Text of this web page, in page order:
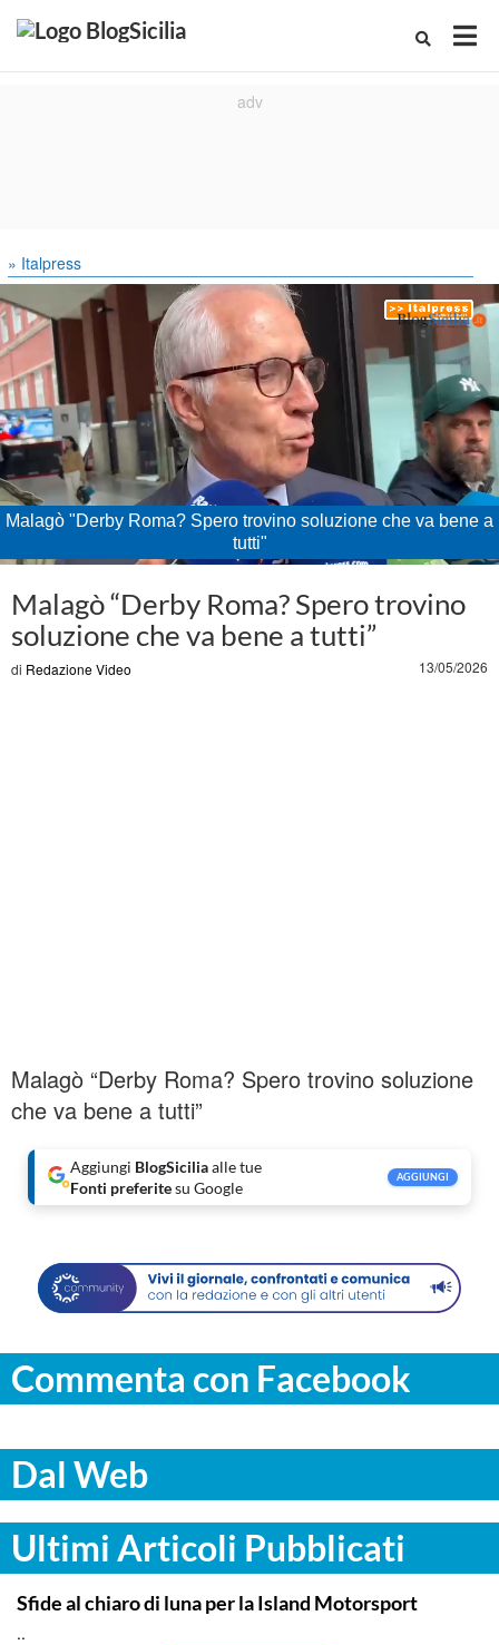
» Italpress
Malagò "Derby Roma? Spero trovino soluzione che va bene a
tutti"
Unmute Loaded:
Malagò “Derby Roma? Spero trovino
soluzione che va bene a tutti”
di Redazione Video 13/05/2026
Malagò “Derby Roma? Spero trovino soluzione
che va bene a tutti”
Aggiungi BlogSiciliaalle tue
Fonti preferitesu Google
AGGIUNGI
Commenta con Facebook
Dal Web
Ultimi Articoli Pubblicati
COMMUNITY
Sfide al chiaro di luna per la Island Motorsport
..